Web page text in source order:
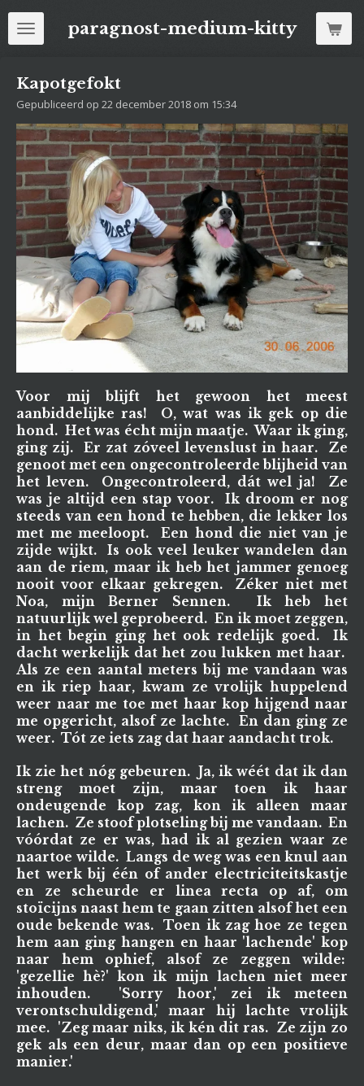
Ga
direct
hoofdinhoud
paragnost-medium-kitty
Kapotgefokt
Gepubliceerd op 22 december 2018 om 15:34
Voor mij blijft het gewoon het meest
aanbiddelijke ras! O, wat was ik gek op die
hond. Het was écht mijn maatje. Waar ik ging,
ging zij. Er zat zóveel levenslust in haar. Ze
genoot met een ongecontroleerde blijheid van
het leven. Ongecontroleerd, dát wel ja! Ze
was je altijd een stap voor. Ik droom er nog
steeds van een hond te hebben, die lekker los
met me meeloopt. Een hond die niet van je
zijde wijkt. Is ook veel leuker wandelen dan
aan de riem, maar ik heb het jammer genoeg
nooit voor elkaar gekregen. Zéker niet met
Noa, mijn Berner Sennen. Ik heb het
natuurlijk wel geprobeerd. En ik moet zeggen,
in het begin ging het ook redelijk goed. Ik
dacht werkelijk dat het zou lukken met haar.
Als ze een aantal meters bij me vandaan was
en ik riep haar, kwam ze vrolijk huppelend
weer naar me toe met haar kop hijgend naar
me opgericht, alsof ze lachte. En dan ging ze
weer. Tót ze iets zag dat haar aandacht trok.
Ik zie het nóg gebeuren. Ja, ik wéét dat ik dan
streng moet zijn, maar toen ik haar
ondeugende kop zag, kon ik alleen maar
lachen. Ze stoof plotseling bij me vandaan. En
vóórdat ze er was, had ik al gezien waar ze
naartoe wilde. Langs de weg was een knul aan
het werk bij één of ander electriciteitskastje
en ze scheurde er linea recta op af, om
stoïcijns naast hem te gaan zitten alsof het een
oude bekende was. Toen ik zag hoe ze tegen
hem aan ging hangen en haar 'lachende' kop
naar hem ophief, alsof ze zeggen wilde:
'gezellie hè?' kon ik mijn lachen niet meer
inhouden. 'Sorry hoor,' zei ik meteen
verontschuldigend,' maar hij lachte vrolijk
mee. 'Zeg maar niks, ik kén dit ras. Ze zijn zo
gek als een deur, maar dan op een positieve
manier.'